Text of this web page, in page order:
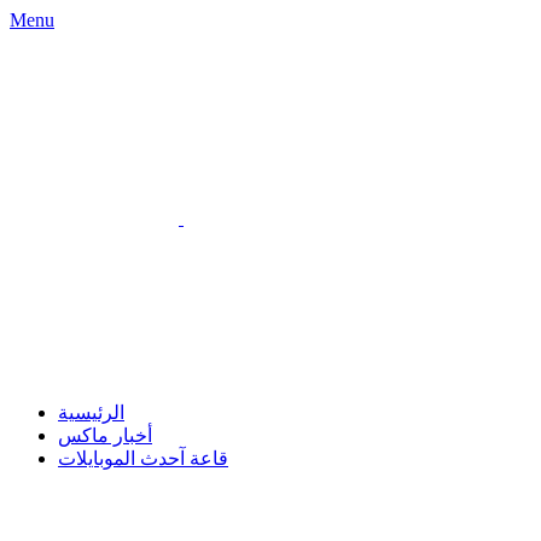
Menu
الرئيسية
أخبار ماكس
قاعة آحدث الموبايلات